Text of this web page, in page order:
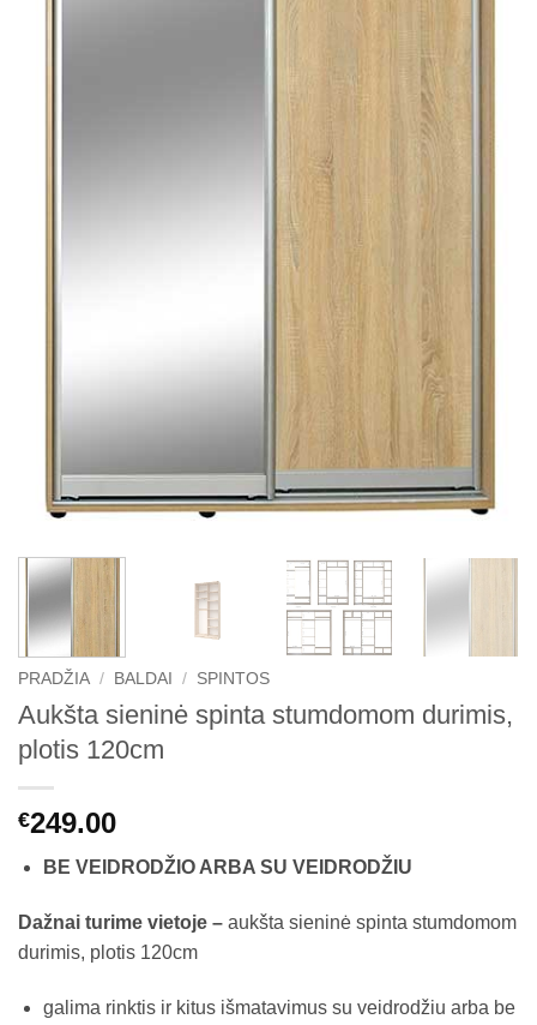
PRADŽIA / BALDAI / SPINTOS
Aukšta sieninė spinta stumdomom durimis,
plotis 120cm
€249.00
BE VEIDRODŽIO ARBA SU VEIDRODŽIU
Dažnai turime vietoje – aukšta sieninė spinta stumdomom
durimis, plotis 120cm
galima rinktis ir kitus išmatavimus su veidrodžiu arba be